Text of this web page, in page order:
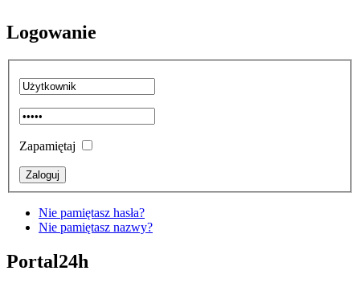
Logowanie
Zapamiętaj
Nie pamiętasz hasła?
Nie pamiętasz nazwy?
Portal24h